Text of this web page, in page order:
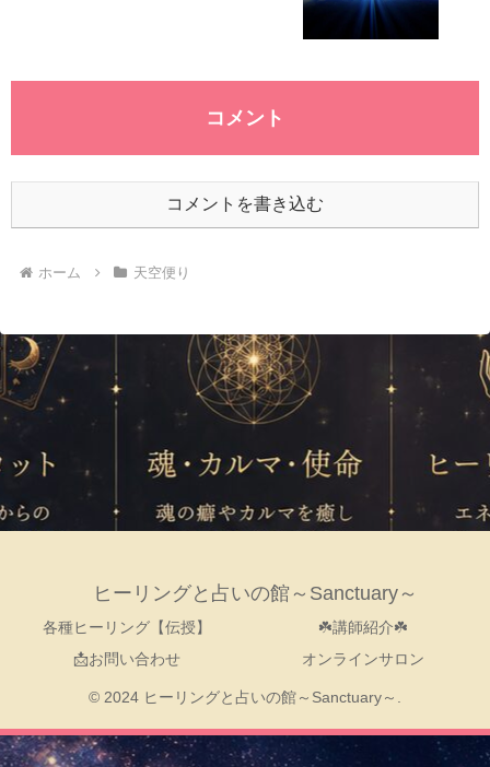
コメント
コメントを書き込む
ホーム 天空便り
ヒーリングと占いの館～Sanctuary～
各種ヒーリング【伝授】
☘️講師紹介☘️
📩お問い合わせ
オンラインサロン
© 2024 ヒーリングと占いの館～Sanctuary～.